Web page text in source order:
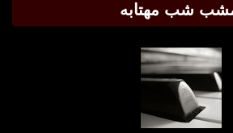
شب مهتابه